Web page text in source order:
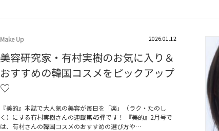
Make Up 2026.01.12
美容研究家・有村実樹のお気に入り＆
おすすめの韓国コスメをピックアップ
♡
『美的』本誌で大人気の美容が毎日を「楽」（ラク・たのし
く）にする有村実樹さんの連載第45弾です！ 『美的』2月号で
は、有村さんの韓国コスメのおすすめの選び方や…